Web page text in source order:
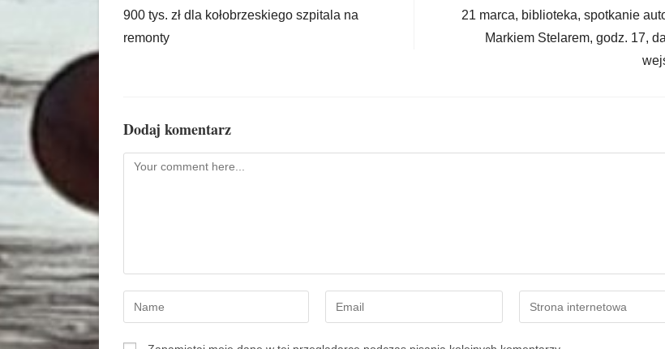
900 tys. zł dla kołobrzeskiego szpitala na
remonty
21 marca, biblioteka, spotkanie
Markiem Stelarem, godz. 17,
Dodaj komentarz